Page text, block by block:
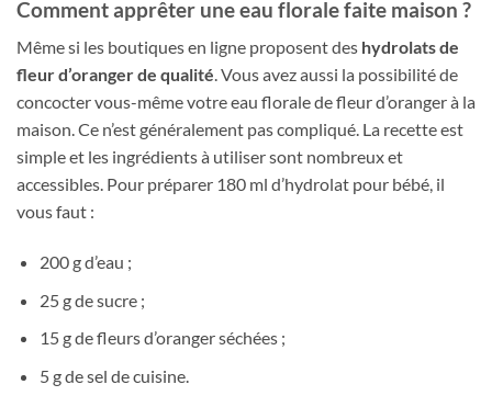
Comment apprêter une eau florale faite maison ?
Même si les boutiques en ligne proposent des hydrolats de
fleur d’oranger de qualité. Vous avez aussi la possibilité de
concocter vous-même votre eau florale de fleur d’oranger à la
maison. Ce n’est généralement pas compliqué. La recette est
simple et les ingrédients à utiliser sont nombreux et
accessibles. Pour préparer 180 ml d’hydrolat pour bébé, il
vous faut :
200 g d’eau ;
25 g de sucre ;
15 g de fleurs d’oranger séchées ;
5 g de sel de cuisine.